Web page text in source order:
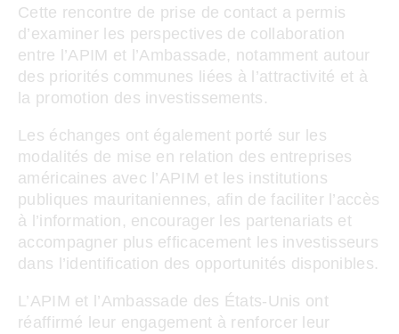
Cette rencontre de prise de contact a permis
d’examiner les perspectives de collaboration
entre l’APIM et l’Ambassade, notamment autour
des priorités communes liées à l’attractivité et à
la promotion des investissements.
Les échanges ont également porté sur les
modalités de mise en relation des entreprises
américaines avec l’APIM et les institutions
publiques mauritaniennes, afin de faciliter l’accès
à l’information, encourager les partenariats et
accompagner plus efficacement les investisseurs
dans l’identification des opportunités disponibles.
L’APIM et l’Ambassade des États-Unis ont
réaffirmé leur engagement à renforcer leur